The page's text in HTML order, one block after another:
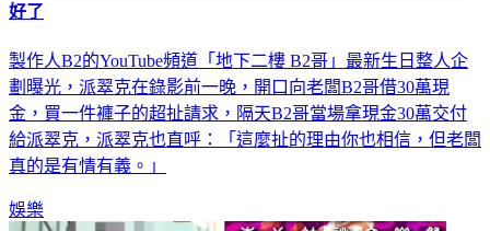
好了
製作人B2的YouTube頻道「地下二樓 B2哥」最新生日整人企
劃曝光，派翠克在錄影前一晚，開口向老闆B2哥借30萬現
金，買一件褲子的超扯請求，隔天B2哥當場拿現金30萬交付
給派翠克，派翠克也直呼：「這麼扯的理由你也相信，但老闆
真的是有情有義。」
娛樂